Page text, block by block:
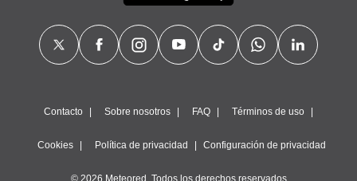
Contacto Sobre nosotros FAQ Términos de uso
Cookies Política de privacidad Configuración de privacidad
© 2026 Meteored. Todos los derechos reservados